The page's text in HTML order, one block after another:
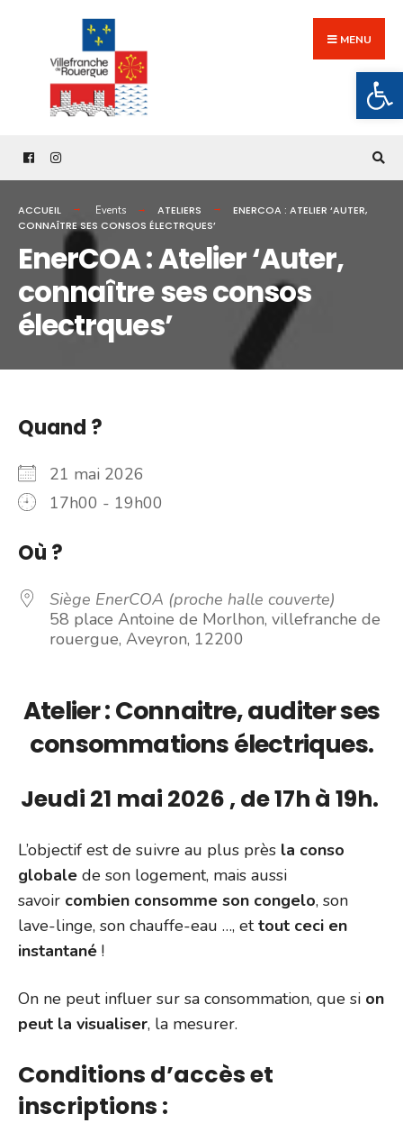
content
MENU
ACCUEIL Events ATELIERS
ENERCOA : ATELIER ‘AUTER,
CONNAÎTRE SES CONSOS ÉLECTRQUES’
EnerCOA : Atelier ‘Auter,
connaître ses consos
électrques’
Quand ?
21 mai 2026
17h00 - 19h00
Où ?
Siège EnerCOA (proche halle couverte)
58 place Antoine de Morlhon, villefranche de
rouergue, Aveyron, 12200
Atelier : Connaitre, auditer ses
consommations électriques.
Jeudi 21 mai 2026 , de 17h à 19h.
L’objectif est de suivre au plus près la conso
globale de son logement, mais aussi
savoir combien consomme son congelo, son
lave-linge, son chauffe-eau …, ettout ceci en
instantané !
On ne peut influer sur sa consommation, que si on
peut la visualiser, la mesurer.
Conditions d’accès et
inscriptions :